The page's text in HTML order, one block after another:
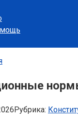
Рубрика: